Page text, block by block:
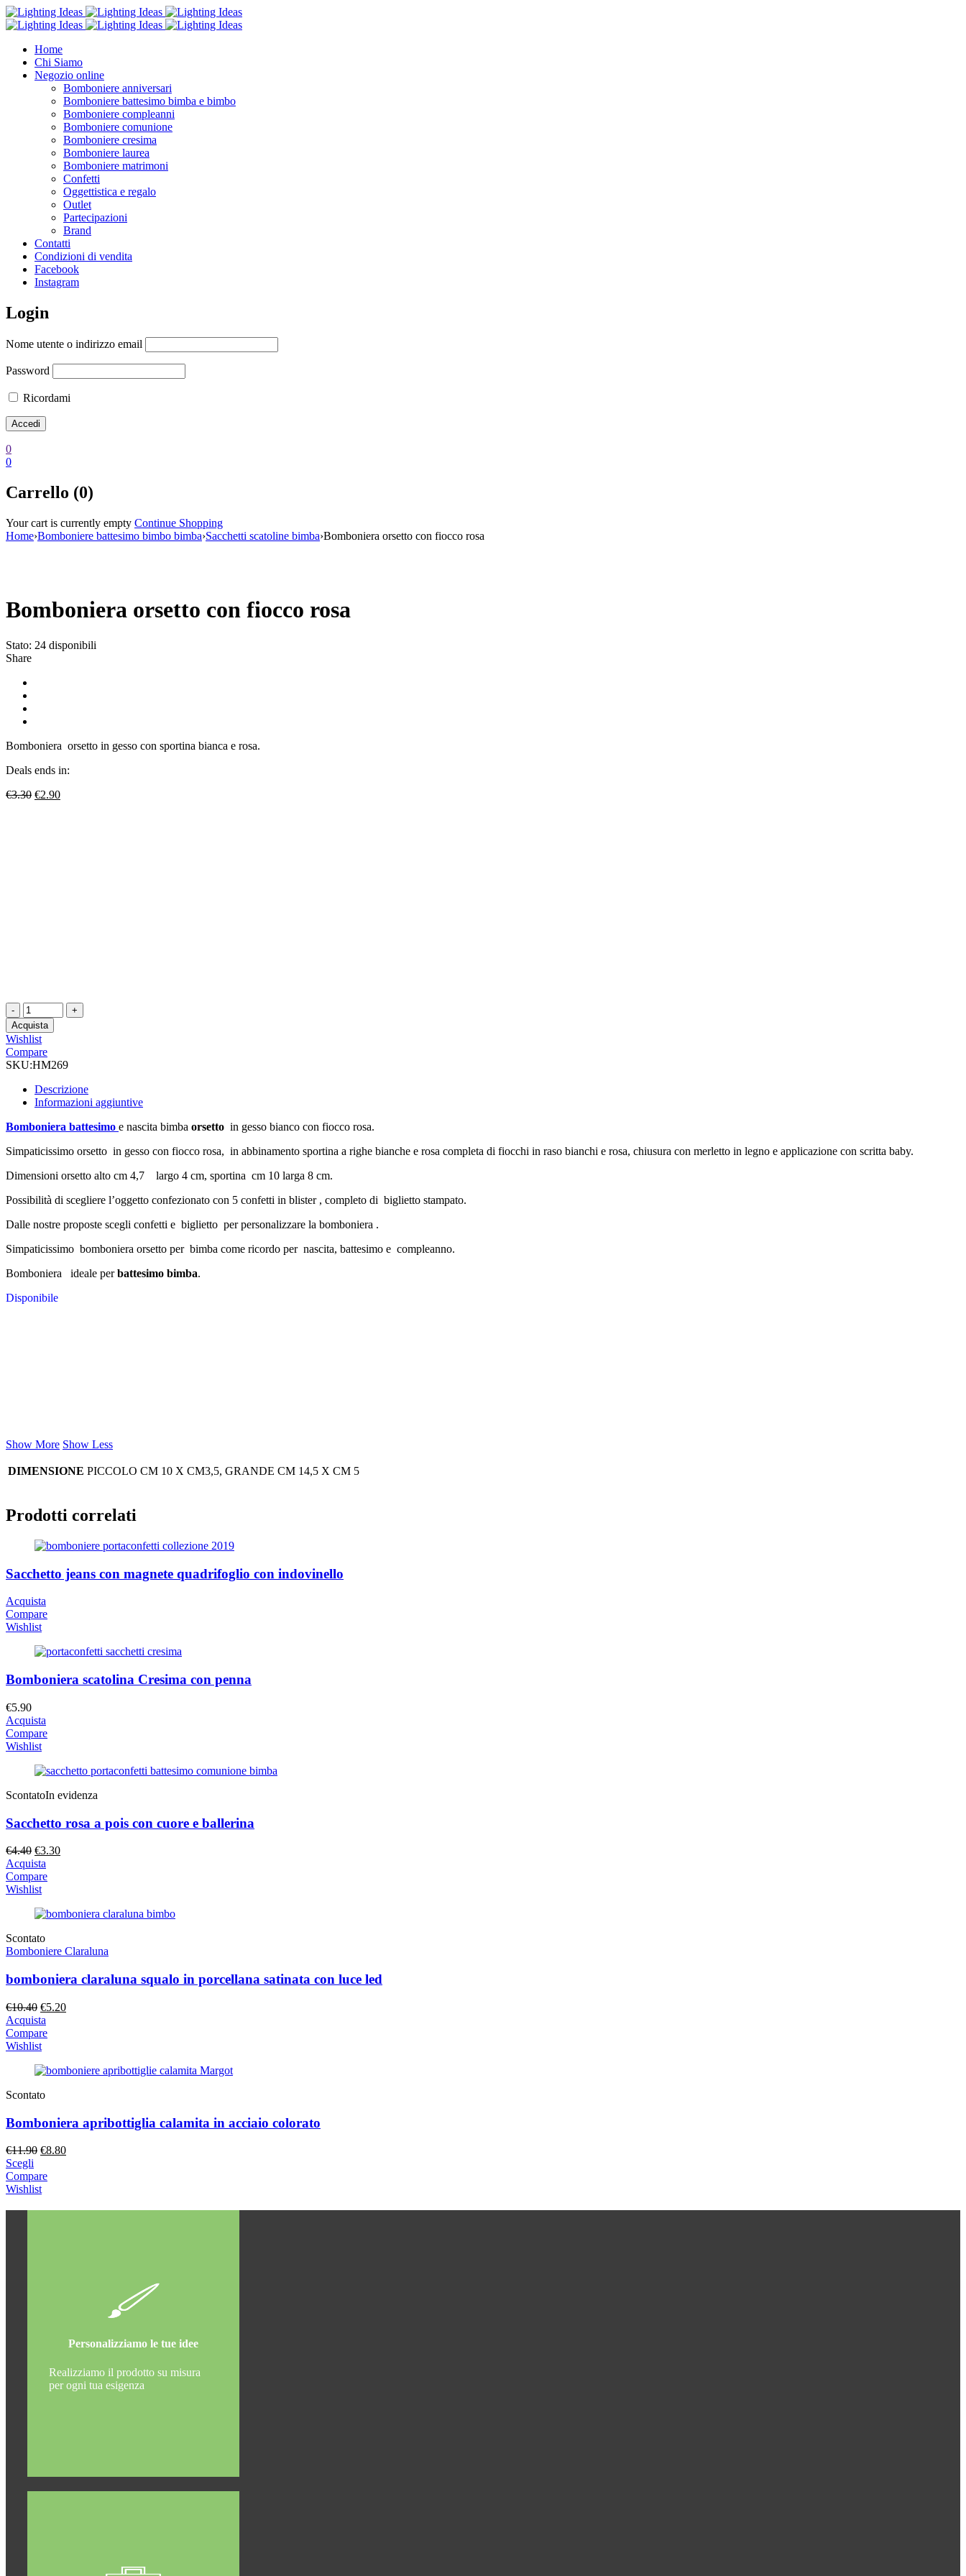
Home
Chi Siamo
Negozio online
Bomboniere anniversari
Bomboniere battesimo bimba e bimbo
Bomboniere compleanni
Bomboniere comunione
Bomboniere cresima
Bomboniere laurea
Bomboniere matrimoni
Confetti
Oggettistica e regalo
Outlet
Partecipazioni
Brand
Contatti
Condizioni di vendita
Facebook
Instagram
Login
Nome utente o indirizzo email
Password
Ricordami
0
0
Carrello (0)
Your cart is currently empty Continue Shopping
Home›Bomboniere battesimo bimbo bimba›Sacchetti scatoline bimba›Bomboniera orsetto con fiocco rosa
Bomboniera orsetto con fiocco rosa
Stato: 24 disponibili
Share
Bomboniera orsetto in gesso con sportina bianca e rosa.
Deals ends in:
€3.30 Il
€2.90Il
Bomboniera
orsetto
con
fiocco
rosa
quantità
Acquista
Wishlist
Compare
SKU:HM269
Descrizione
Informazioni aggiuntive
Bomboniera battesimo e nascita bimba orsetto in gesso bianco con fiocco rosa.
Simpaticissimo orsetto in gesso con fiocco rosa, in abbinamento sportina a righe bianche e rosa completa di fiocchi in raso bianchi e rosa, chiusura con merletto in legno e applicazione con scritta baby.
Dimensioni orsetto alto cm 4,7 largo 4 cm, sportina cm 10 larga 8 cm.
Possibilità di scegliere l’oggetto confezionato con 5 confetti in blister , completo di biglietto stampato.
Dalle nostre proposte scegli confetti e biglietto per personalizzare la bomboniera .
Simpaticissimo bomboniera orsetto per bimba come ricordo per nascita, battesimo e compleanno.
Bomboniera ideale perbattesimo bimba.
Disponibile
Show More Show Less
DIMENSIONE PICCOLO CM 10 X CM3,5, GRANDE CM 14,5 X CM 5
Prodotti correlati
Sacchetto jeans con magnete quadrifoglio con indovinello
Acquista
Compare
Wishlist
Bomboniera scatolina Cresima con penna
€5.90
Acquista
Compare
Wishlist
ScontatoIn evidenza
Sacchetto rosa a pois con cuore e ballerina
€4.40 Il
prezzo
originale
era:
€3.30Il
Acquista
Compare
Wishlist
Scontato
Bomboniere Claraluna
bomboniera claraluna squalo in porcellana satinata con luce led
€10.40 Il
prezzo
originale
era:
€5.20Il
Acquista
Compare
Wishlist
Scontato
Bomboniera apribottiglia calamita in acciaio colorato
€11.90 Il
originale
era:
€8.80Il
Scegli
Compare
Wishlist
Personalizziamo le tue idee
Realizziamo il prodotto su misura
per ogni tua esigenza